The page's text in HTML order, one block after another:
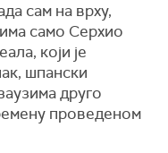
сам на врху,
само Серхио
који је
шпански
друго
проведеном